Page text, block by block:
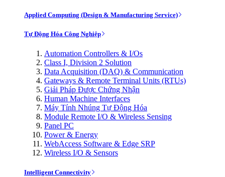
Applied Computing (Design & Manufacturing Service)
Tự Động Hóa Công Nghiệp
Automation Controllers & I/Os
Class I, Division 2 Solution
Data Acquisition (DAQ) & Communication
Gateways & Remote Terminal Units (RTUs)
Giải Pháp Được Chứng Nhận
Human Machine Interfaces
Máy Tính Nhúng Tự Động Hóa
Module Remote I/O & Wireless Sensing
Panel PC
Power & Energy
WebAccess Software & Edge SRP
Wireless I/O & Sensors
Intelligent Connectivity